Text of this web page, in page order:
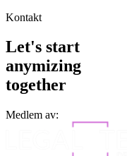
Kontakt
Let's start
anymizing
together
Medlem av: